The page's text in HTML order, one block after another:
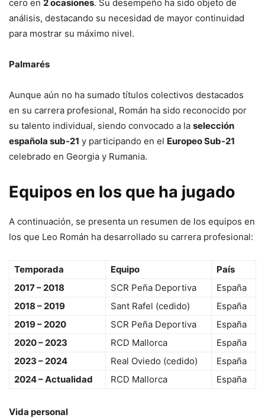
cero en 2 ocasiones. Su desempeño ha sido objeto de
análisis, destacando su necesidad de mayor continuidad
para mostrar su máximo nivel.
Palmarés
Aunque aún no ha sumado títulos colectivos destacados
en su carrera profesional, Román ha sido reconocido por
su talento individual, siendo convocado a la selección
española sub-21 y participando en el Europeo Sub-21
celebrado en Georgia y Rumania.
Equipos en los que ha jugado
A continuación, se presenta un resumen de los equipos en
los que Leo Román ha desarrollado su carrera profesional:
Temporada Equipo
País
2017 – 2018
SCR Peña Deportiva
España
2018 – 2019
Sant Rafel (cedido)
España
2019 – 2020
SCR Peña Deportiva
España
2020 – 2023
RCD Mallorca
España
2023 – 2024
Real Oviedo (cedido)
España
2024 – Actualidad
RCD Mallorca España
Vida personal